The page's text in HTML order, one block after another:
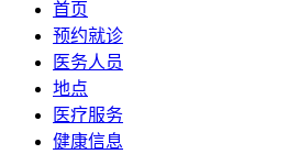
首页
预约就诊
医务人员
地点
医疗服务
健康信息